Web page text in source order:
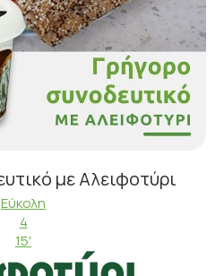
με Αλειφοτύρι
Εύκολη
4
15'